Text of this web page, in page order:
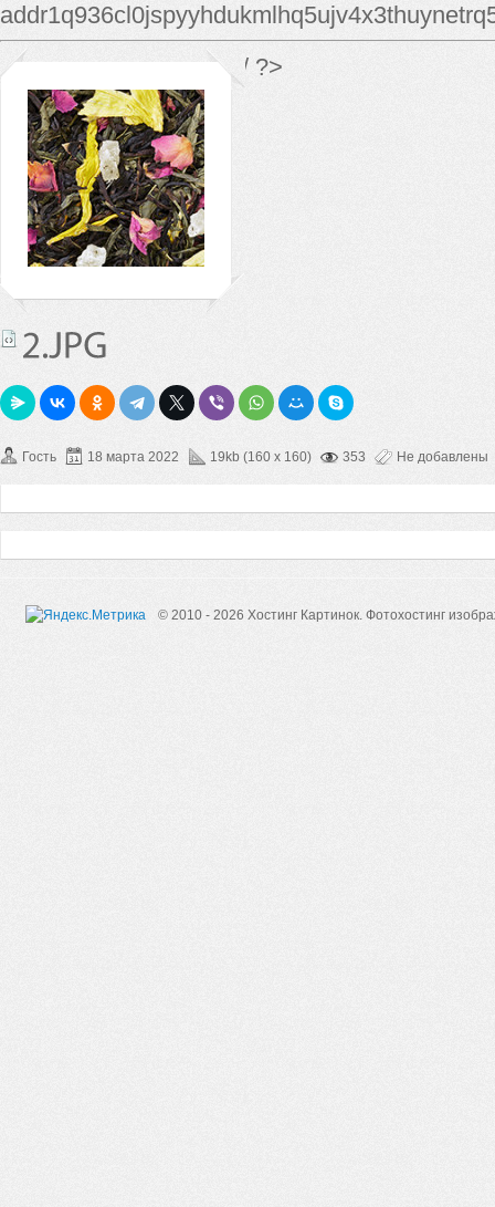
*/ ?>
Гость 18 марта 2022 19kb (160 x 160) 353 Не добавлены
© 2010 - 2026 Хостинг Картинок. Фотохостинг